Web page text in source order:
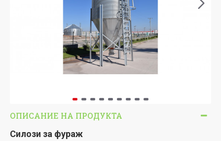
ОПИСАНИЕ НА ПРОДУКТА
Силози за фураж